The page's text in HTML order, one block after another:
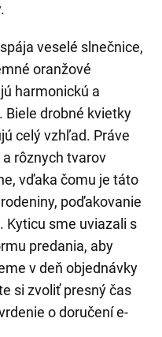
veselé slnečnice,
oranžové
harmonickú a
Biele drobné kvietky
celý vzhľad. Práve
rôznych tvarov
vďaka čomu je táto
poďakovanie
Kyticu sme uviazali s
predania, aby
v deň objednávky
si zvoliť presný čas
o doručení e-